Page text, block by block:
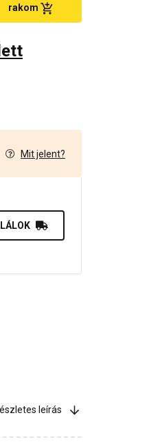
rakom
Mit jelent?
leírás